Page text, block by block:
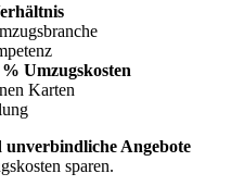
Umzugskosten
Karten
unverbindliche Angebote
sparen.